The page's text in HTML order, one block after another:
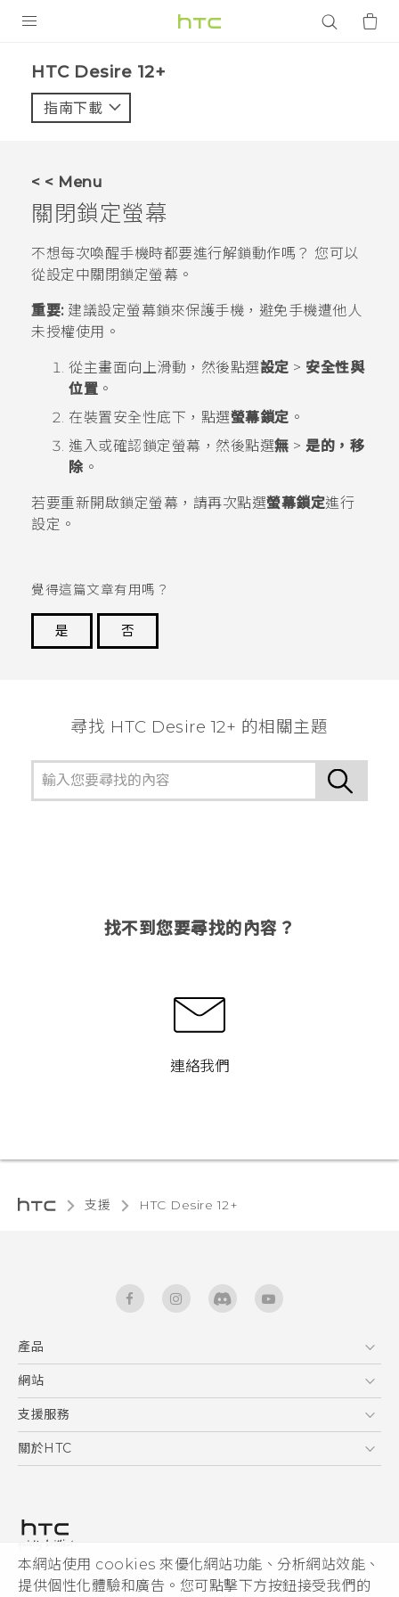
本網站使用 cookies 來優化網站功能、分析網站效能、
提供個性化體驗和廣告。您可點擊下方按鈕接受我們的
VIVE
應用程式
支援服務
HTC Desire 12+‎
指南下載
< < Menu
關閉鎖定螢幕
不想每次喚醒手機時都要進行解鎖動作嗎？ 您可以
從設定中關閉鎖定螢幕。
重要:建議設定螢幕鎖來保護手機，避免手機遭他人
未授權使用。
從主畫面向上滑動，然後點選設定 > 安全性與
位置 。
在裝置安全性底下，點選螢幕鎖定 。
進入或確認鎖定螢幕，然後點選無 > 是的，移
除 。
若要重新開啟鎖定螢幕，請再次點選螢幕鎖定進行
設定。
覺得這篇文章有用嗎？
是
否
尋找 HTC Desire 12+ 的相關主題
找不到您要尋找的內容？
連絡我們
支援 HTC Desire 12+‎
產品
5G
智能手機
區塊鍊手機
網站
HTC Dev
HTC Research
支援服務
服務中心
關於HTC
私隱政策
產品安全
加入HTC
© 2011-2026 HTC Corporation